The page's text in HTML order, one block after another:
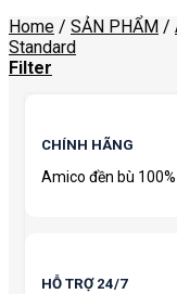
Home / SẢN PHẨM /
Standard
Filter
CHÍNH HÃNG
Amico đền bù
HỖ TRỢ 24/7